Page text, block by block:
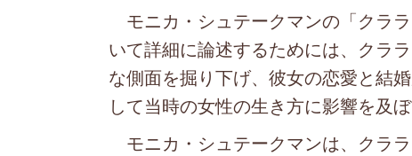
モニカ・シュテークマンの「クラ
いて詳細に論述するためには、クラ
な側面を掘り下げ、彼女の恋愛と結
して当時の女性の生き方に影響を及
モニカ・シュテークマンは、クラ